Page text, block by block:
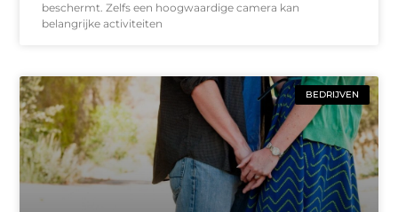
beschermt. Zelfs een hoogwaardige camera kan
belangrijke activiteiten
BEDRIJVEN